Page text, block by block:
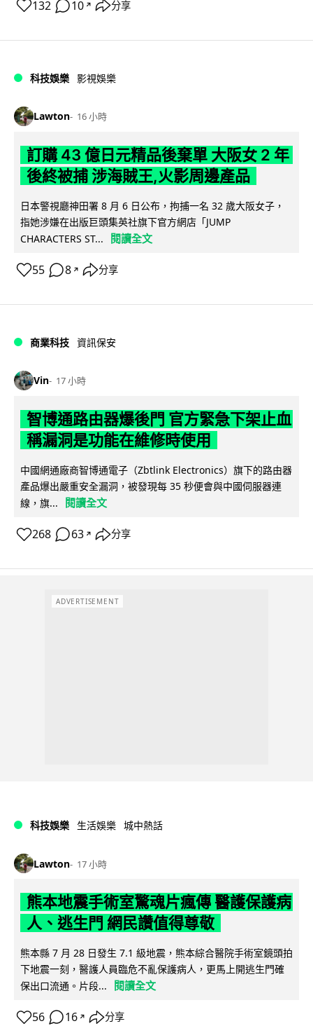
132 10 ↗ 分享
科技娛樂 影視娛樂
Lawton 16 小時
訂購 43 億日元精品後棄單 大阪女 2 年
後終被捕 涉海賊王,火影周邊產品
日本警視廳神田署 8 月 6 日公布，拘捕一名 32 歲大阪女子，
指她涉嫌在出版巨頭集英社旗下官方網店「JUMP
CHARACTERS ST...
閱讀全文
55 8 ↗ 分享
商業科技 資訊保安
Vin 17 小時
智博通路由器爆後門 官方緊急下架止血
稱漏洞是功能在維修時使用
中國網通廠商智博通電子（Zbtlink Electronics）旗下的路由器
產品爆出嚴重安全漏洞，被發現每 35 秒便會與中國伺服器連
線，旗...
閱讀全文
268 63 ↗ 分享
ADVERTISEMENT
科技娛樂 生活娛樂 城中熱話
Lawton 17 小時
熊本地震手術室驚魂片瘋傳 醫護保護病
人、逃生門 網民讚值得尊敬
熊本縣 7 月 28 日發生 7.1 級地震，熊本綜合醫院手術室鏡頭拍
下地震一刻，醫護人員臨危不亂保護病人，更馬上開逃生門確
保出口流通。片段...
閱讀全文
56 16 ↗ 分享